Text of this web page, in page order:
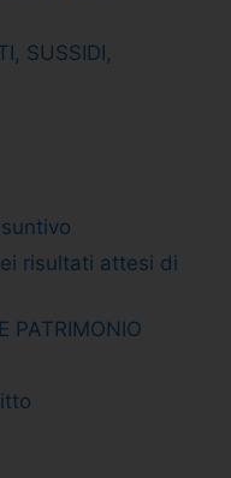
SUSSIDI,
risultati attesi di
PATRIMONIO